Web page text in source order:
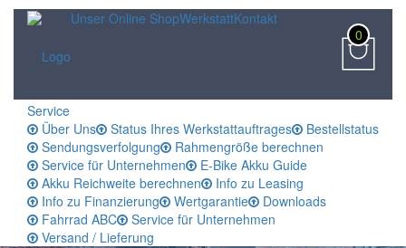
Unser Online ShopWerkstattKontakt
Service
Über Uns
Status Ihres Werkstattauftrages
Bestellstatus
Sendungsverfolgung
Rahmengröße berechnen
Service für Unternehmen
E-Bike Akku Guide
Akku Reichweite berechnen
Info zu Leasing
Info zu Finanzierung
Wertgarantie
Downloads
Fahrrad ABC
Service für Unternehmen
Versand / Lieferung
0